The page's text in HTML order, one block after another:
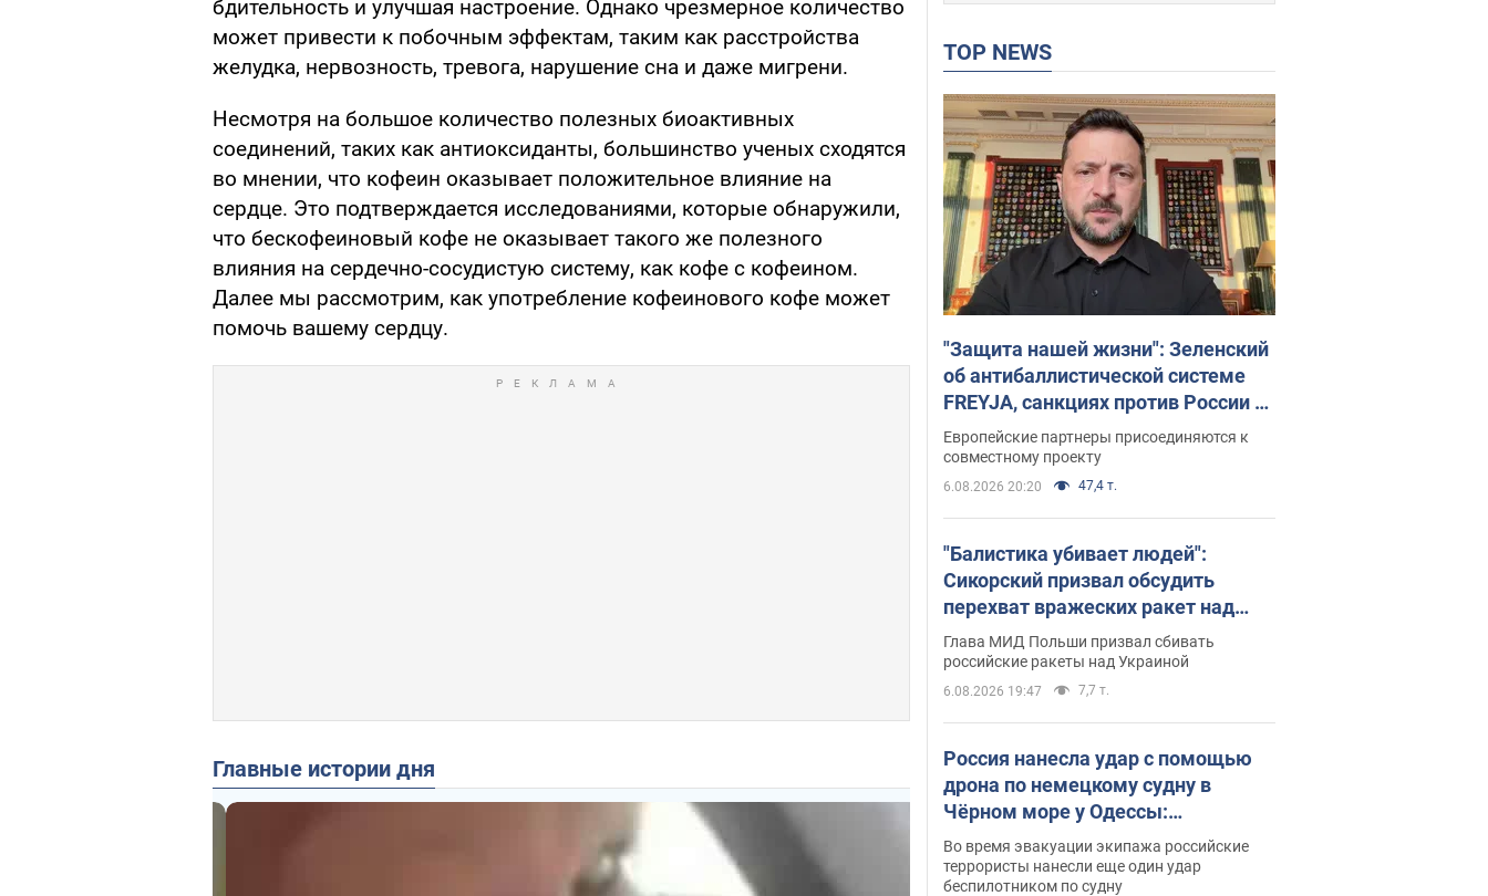
бдительность и улучшая настроение. Однако чрезмерное количество
может привести к побочным эффектам, таким как расстройства
желудка, нервозность, тревога, нарушение сна и даже мигрени.
Несмотря на большое количество полезных биоактивных
соединений, таких как антиоксиданты, большинство ученых сходятся
во мнении, что кофеин оказывает положительное влияние на
сердце. Это подтверждается исследованиями, которые обнаружили,
что бескофеиновый кофе не оказывает такого же полезного
влияния на сердечно-сосудистую систему, как кофе с кофеином.
Далее мы рассмотрим, как употребление кофеинового кофе может
помочь вашему сердцу.
Главные истории дня
TOP NEWS
"Защита нашей жизни": Зеленский
об антибаллистической системе
FREYJA, санкциях против России и
поддержке аграриев. Видео
Европейские партнеры присоединяются к
совместному проекту
6.08.2026 20:20 47,4 т.
"Балистика убивает людей":
Сикорский призвал обсудить
перехват вражеских ракет над
Украиной
Глава МИД Польши призвал сбивать
российские ракеты над Украиной
6.08.2026 19:47 7,7 т.
Россия нанесла удар с помощью
дрона по немецкому судну в
Чёрном море у Одессы:
подробности
Во время эвакуации экипажа российские
террористы нанесли еще один удар
беспилотником по судну